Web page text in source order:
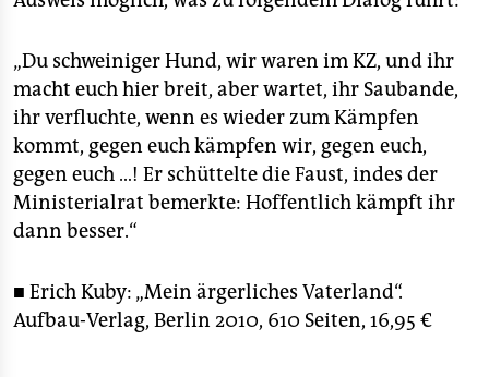
„Du schweiniger Hund, wir waren im KZ, und ihr
macht euch hier breit, aber wartet, ihr Saubande,
ihr verfluchte, wenn es wieder zum Kämpfen
kommt, gegen euch kämpfen wir, gegen euch,
gegen euch …! Er schüttelte die Faust, indes der
Ministerialrat bemerkte: Hoffentlich kämpft ihr
dann besser.“
■ Erich Kuby: „Mein ärgerliches Vaterland“.
Aufbau-Verlag, Berlin 2010, 610 Seiten, 16,95 €